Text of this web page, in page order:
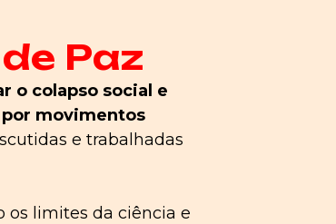
Paz
o colapso social e
movimentos
e trabalhadas
os limites da ciência e